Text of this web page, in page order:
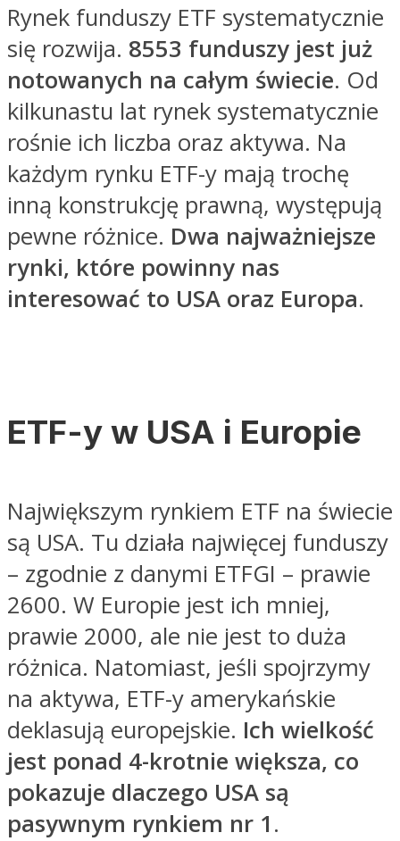
Rynek funduszy ETF systematycznie
się rozwija. 8553 funduszy jest już
notowanych na całym świecie. Od
kilkunastu lat rynek systematycznie
rośnie ich liczba oraz aktywa. Na
każdym rynku ETF-y mają trochę
inną konstrukcję prawną, występują
pewne różnice. Dwa najważniejsze
rynki, które powinny nas
interesować to USA oraz Europa.
ETF-y w USA i Europie
Największym rynkiem ETF na świecie
są USA. Tu działa najwięcej funduszy
– zgodnie z danymi ETFGI – prawie
2600. W Europie jest ich mniej,
prawie 2000, ale nie jest to duża
różnica. Natomiast, jeśli spojrzymy
na aktywa, ETF-y amerykańskie
deklasują europejskie. Ich wielkość
jest ponad 4-krotnie większa, co
pokazuje dlaczego USA są
pasywnym rynkiem nr 1 .